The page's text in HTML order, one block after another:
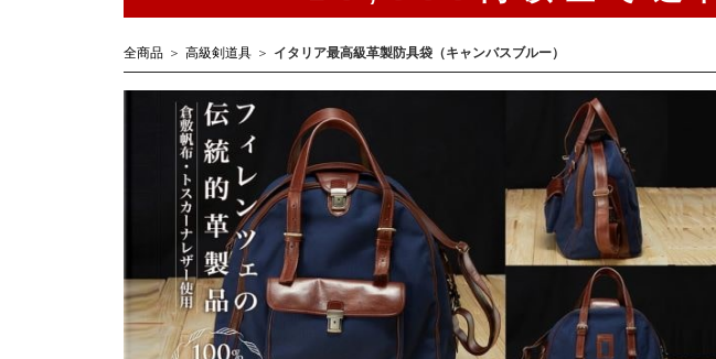
全商品 高級剣道具 イタリア最高級革製防具袋（キャンバスブルー）